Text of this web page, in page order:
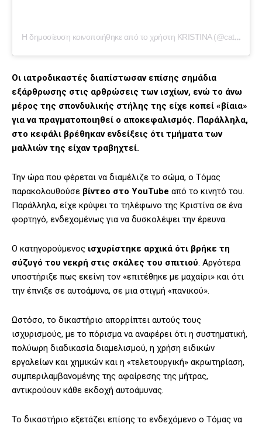
Η δημοσίευση κοινοποιήθηκε από το χρήστη KRISTINA (@catwalkcoach)
Οι ιατροδικαστές διαπίστωσαν επίσης σημάδια
εξάρθρωσης στις αρθρώσεις των ισχίων, ενώ το άνω
μέρος της σπονδυλικής στήλης της είχε κοπεί «βίαια»
για να πραγματοποιηθεί ο αποκεφαλισμός. Παράλληλα,
στο κεφάλι βρέθηκαν ενδείξεις ότι τμήματα των
μαλλιών της είχαν τραβηχτεί.
Την ώρα που φέρεται να διαμέλιζε το σώμα, ο Τόμας
παρακολουθούσε βίντεο στο YouTube από το κινητό του.
Παράλληλα, είχε κρύψει το τηλέφωνο της Κριστίνα σε ένα
φορτηγό, ενδεχομένως για να δυσκολέψει την έρευνα.
Ο κατηγορούμενος ισχυρίστηκε αρχικά ότι βρήκε τη
σύζυγό του νεκρή στις σκάλες του σπιτιού . Αργότερα
υποστήριξε πως εκείνη τον «επιτέθηκε με μαχαίρι» και ότι
την έπνιξε σε αυτοάμυνα, σε μια στιγμή «πανικού».
Ωστόσο, το δικαστήριο απορρίπτει αυτούς τους
ισχυρισμούς, με το πόρισμα να αναφέρει ότι η συστηματική,
πολύωρη διαδικασία διαμελισμού, η χρήση ειδικών
εργαλείων και χημικών και η «τελετουργική» ακρωτηρίαση,
συμπεριλαμβανομένης της αφαίρεσης της μήτρας,
αντικρούουν κάθε εκδοχή αυτοάμυνας.
Το δικαστήριο εξετάζει επίσης το ενδεχόμενο ο Τόμας να